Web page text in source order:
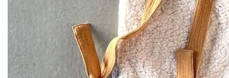
Poncho de pluie
PRIX DOUX ♡
Tour de lit
Déco et
Coussin
Panier à
Plaid
Range
Rideau